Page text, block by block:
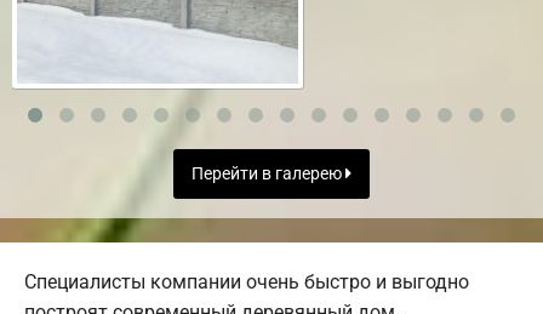
Перейти в галерею
Специалисты компании очень быстро и выгодно